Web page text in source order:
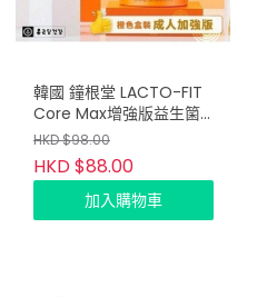
韓國 鐘根堂 LACTO-FIT
Core Max增強版益生箘
60條 (橙色) (只限批發會
員下單)
HKD $98.00
HKD $88.00
加入購物車